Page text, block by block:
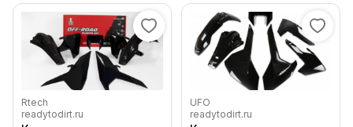
Rtech
readytodirt.ru
UFO
readytodirt.ru